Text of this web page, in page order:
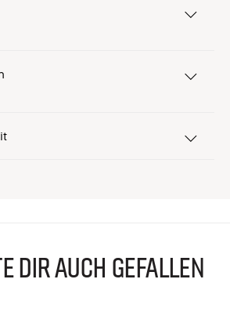
DIR AUCH GEFALLEN